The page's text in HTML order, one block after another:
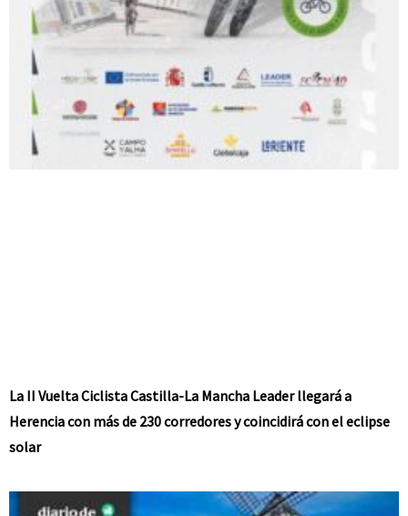
La II Vuelta Ciclista Castilla-La Mancha Leader llegará a
Herencia con más de 230 corredores y coincidirá con el eclipse
solar